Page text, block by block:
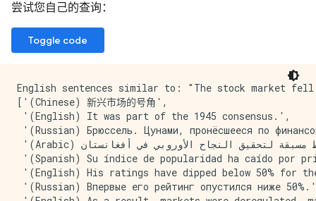
'One of these species, orange roughy, has been
'Meanwhile, policymakers were lulled into
'Stalin was content to settle for an empire in
'Intelligence assets have been redirected.',
'A new wave of what the economist Joseph
'It all came about in a number of ways.',
'The UN, like the dream of European unity, was
'The End of 1945',
'The Global Economy’s New Path',
'But this scenario failed to materialize.',
'Gold prices are extremely sensitive to global
'Fukushima has presented the world with a far-
'It was Japan, the high-tech country par
'Some European academics tried to argue that
尝试您自己的查询：
Toggle code
English sentences similar to: "The stock market
['(Chinese) 新兴市场的号角',
'(English) It was part of the 1945 consensus.',
'(Russian) Брюссель. Цунами, пронёсшееся по
'(Arabic) هناك أربعة شروط مسبقة لتحقيق النجاح الأوروبي في أفغانستان:',
'(Spanish) Su índice de popularidad ha caído por
'(English) His ratings have dipped below 50%
'(Russian) Впервые его рейтинг опустился ниже